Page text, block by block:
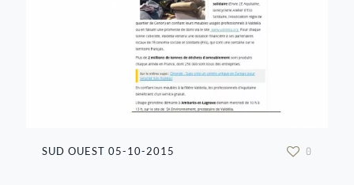
SUD OUEST 05-10-2015 0